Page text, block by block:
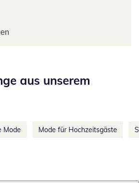
aus unserem
Mode Mode für Hochzeitsgäste